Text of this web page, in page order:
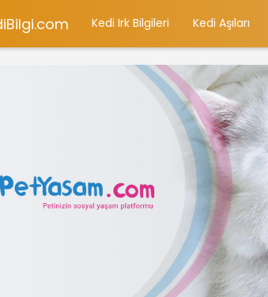
Kedi Irk Bilgileri Kedi Aşıları